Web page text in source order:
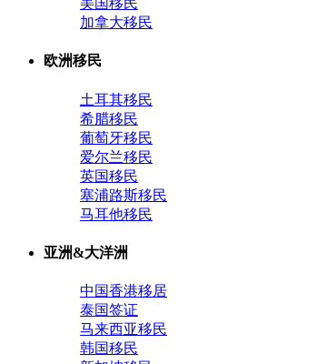
美国移民
加拿大移民
欧洲移民
土耳其移民
希腊移民
葡萄牙移民
爱尔兰移民
英国移民
塞浦路斯移民
马耳他移民
亚洲&大洋洲
中国香港移居
泰国签证
马来西亚移民
韩国移民